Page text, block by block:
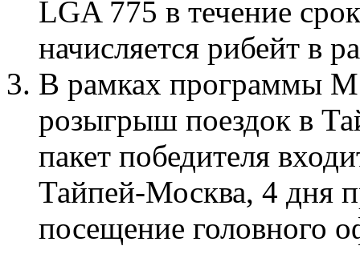
LGA 775 в течение
начисляется рибейт в
В рамках программы
розыгрыш поездок в
пакет победителя
Тайпей-Москва, 4 дня
посещение головного